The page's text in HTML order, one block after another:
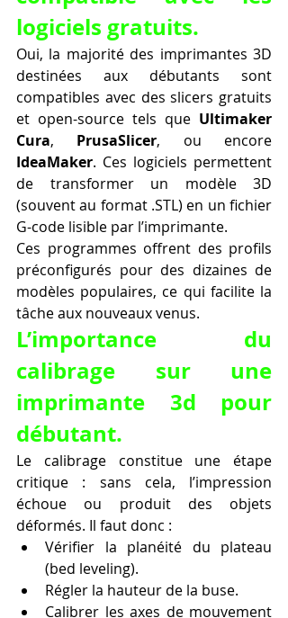
logiciels gratuits.
Oui, la majorité des imprimantes 3D
destinées aux débutants sont
compatibles avec des slicers gratuits
et open-source tels que Ultimaker
Cura, PrusaSlicer
IdeaMaker. Ces logiciels permettent
de transformer un modèle 3D
(souvent au format .STL) en un fichier
G-code lisible par l’imprimante.
Ces programmes offrent des profils
préconfigurés pour des dizaines de
modèles populaires, ce qui facilite la
tâche aux nouveaux venus.
L’importance du
calibrage sur une
imprimante 3d pour
débutant.
Le calibrage constitue une étape
critique : sans cela, l’impression
échoue ou produit des objets
déformés. Il faut donc :
Vérifier la planéité du plateau
(bed leveling).
Régler la hauteur de la buse.
Calibrer les axes de mouvement